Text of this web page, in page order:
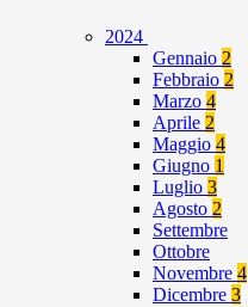
2024
Gennaio 2
Febbraio 2
Marzo 4
Aprile 2
Maggio 4
Giugno 1
Luglio 3
Agosto 2
Settembre
Ottobre
Novembre 4
Dicembre 3